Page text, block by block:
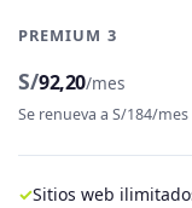
PREMIUM 3
S/92,20/mes
Se renueva a S/184/mes
Sitios web